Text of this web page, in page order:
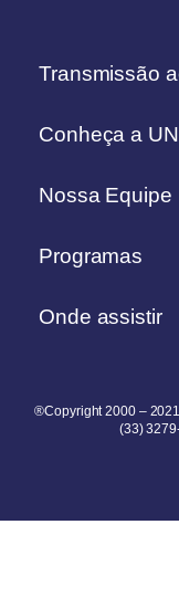
Transmissão
Conheça a
Nossa Equipe
Programas
Onde assistir
®Copyright 2000 –
(33)